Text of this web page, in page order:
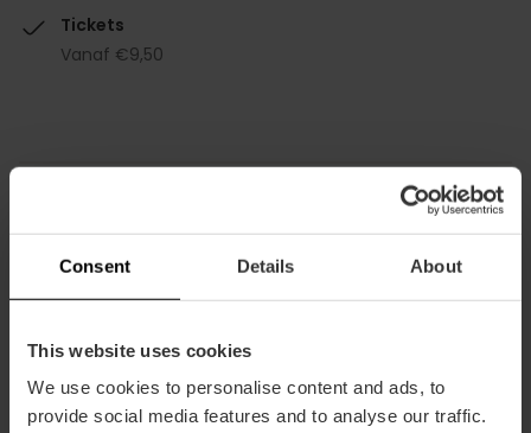
Consent Details About
This website uses cookies
We use cookies to personalise content and ads, to
provide social media features and to analyse our traffic.
Tickets
Vanaf €9,50
Hoe te arriveren
28,